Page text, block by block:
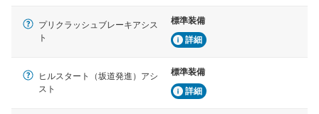
車線のはみだしやふらつきを防止するためにレーンキー
プアシストなどが装備されています
車間距離制御
安全な車間距離を保ちながら前車を追従するアダプティ
ブ・クルーズ・コントロールなどが装備されています。
プリクラッシュブレーキアシス
ト
標準装備
詳細
ヒルスタート（坂道発進）アシ
スト
標準装備
詳細